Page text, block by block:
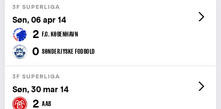
3F SUPERLIGA
Søn, 06 apr 14
2 F.C. KØBENHAVN
0 SØNDERJYSKE FODBOLD
3F SUPERLIGA
Søn, 30 mar 14
2 AAB